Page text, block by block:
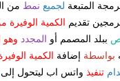
المتبعة لجميع نمط من
تقديم الكمية الوفيرة
ببلد المصمم أو المجدد وهو
بواسطة إضافة الكمية
تنفيذ واتس اب ليتحول إلى